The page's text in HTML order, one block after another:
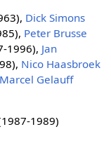
Dick Simons
Peter Brusse
1996), Jan
Nico Haasbroek
Marcel Gelauff
1989)